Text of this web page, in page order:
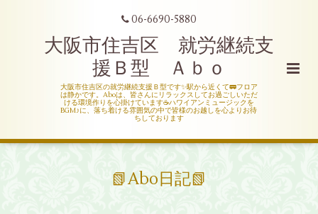
06-6690-5880
大阪市住吉区 就労継続支
援Ｂ型 Ａｂｏ
大阪市住吉区の就労継続支援Ｂ型です✨駅から近くて🚃フロア
は静かです。Aboは、皆さんにリラックスしてお過ごしいただ
ける環境作りを心掛けています☕ハワイアンミュージックを
BGM♪に、落ち着ける雰囲気の中で皆様のお越しを心よりお待
ちしております
📗Abo日記📗